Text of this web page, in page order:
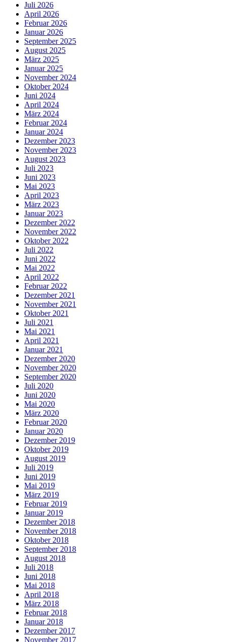
Juli 2026
April 2026
Februar 2026
Januar 2026
September 2025
August 2025
März 2025
Januar 2025
November 2024
Oktober 2024
Juni 2024
April 2024
März 2024
Februar 2024
Januar 2024
Dezember 2023
November 2023
August 2023
Juli 2023
Juni 2023
Mai 2023
April 2023
März 2023
Januar 2023
Dezember 2022
November 2022
Oktober 2022
Juli 2022
Juni 2022
Mai 2022
April 2022
Februar 2022
Dezember 2021
November 2021
Oktober 2021
Juli 2021
Mai 2021
April 2021
Januar 2021
Dezember 2020
November 2020
September 2020
Juli 2020
Juni 2020
Mai 2020
März 2020
Februar 2020
Januar 2020
Dezember 2019
Oktober 2019
August 2019
Juli 2019
Juni 2019
Mai 2019
März 2019
Februar 2019
Januar 2019
Dezember 2018
November 2018
Oktober 2018
September 2018
August 2018
Juli 2018
Juni 2018
Mai 2018
April 2018
März 2018
Februar 2018
Januar 2018
Dezember 2017
November 2017